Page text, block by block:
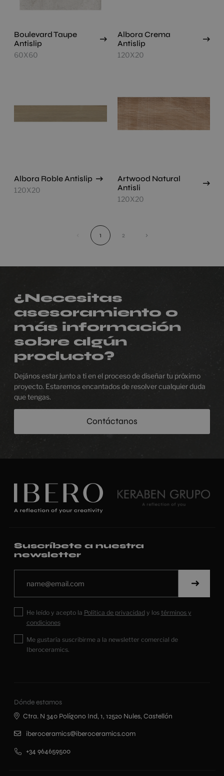
Boulevard Taupe
Antislip
60X60
Albora Crema
Antislip
120X20
Albora Roble Antislip
120X20
Artwood Natural
Antisli
120X20
1 2 ›
¿Necesitas
asesoramiento o
más información
sobre algún
producto?
Dejános estar junto a ti en el proceso de diseñar tu próximo
proyecto. Estaremos encantados de resolver cualquier duda
que tengas.
Contáctanos
Suscríbete a nuestra
newsletter
He leído y acepto la Política de privacidady los términos y
condiciones
Me gustaría suscribirme a la newsletter comercial de
Iberoceramics.
Dónde estamos
Ctra. N 340 Polígono Ind, 1, 12520 Nules, Castellón
iberoceramics@iberoceramics.com
+34 964659500